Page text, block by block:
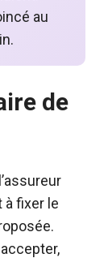
au
de
à fixer le